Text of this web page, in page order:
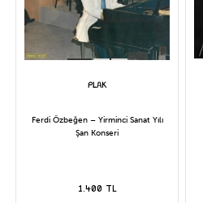
Ferdi Özbeğen – Yirminci Sanat Yılı
Şan Konseri
1.400 TL